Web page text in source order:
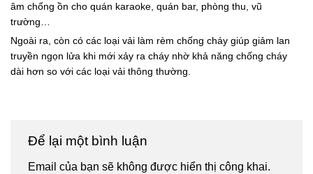
âm chống ồn cho quán karaoke, quán bar, phòng thu, vũ
trường…
Ngoài ra, còn có các loại vải làm rèm chống cháy giúp giảm lan
truyền ngọn lửa khi mới xảy ra cháy nhờ khả năng chống cháy
dài hơn so với các loại vải thông thường.
Để lại một bình luận
Email của bạn sẽ không được hiển thị công khai.